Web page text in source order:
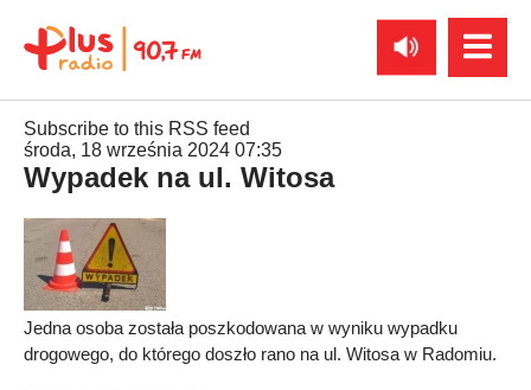
Subscribe to this RSS feed
środa, 18 września 2024 07:35
Wypadek na ul. Witosa
Jedna osoba została poszkodowana w wyniku wypadku
drogowego, do którego doszło rano na ul. Witosa w Radomiu.